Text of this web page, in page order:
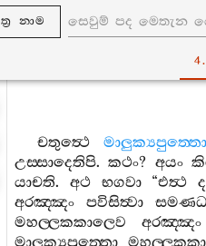
නාම
චතුත්‍ථෙ
උස‍්සාදෙතිපි.කථං? අයං
යාචති. අථ භගවා“එත්‍ථ
අරඤ‍්ඤං
පවිසිත්‍වා
මහල‍්ලකකාලෙව
අරඤ‍්ඤං